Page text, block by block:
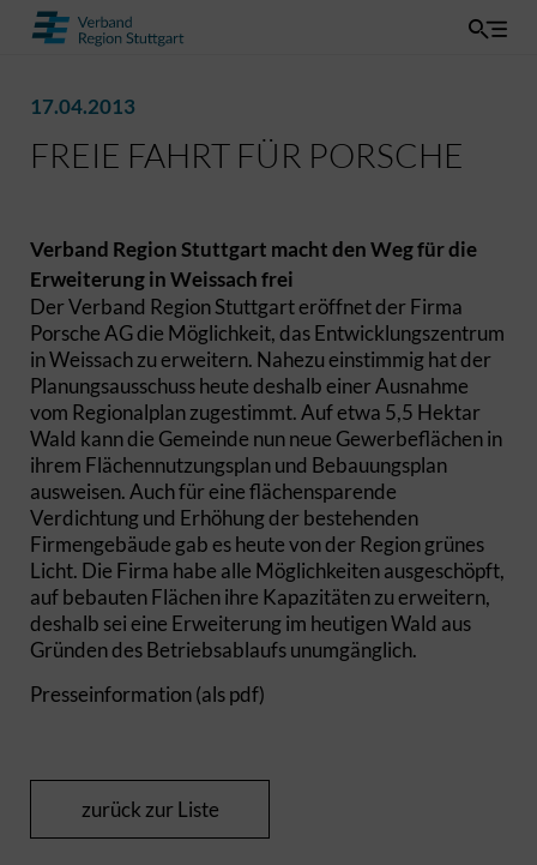
17.04.2013
FREIE FAHRT FÜR PORSCHE
Verband Region Stuttgart macht den Weg für die
Erweiterung in Weissach frei
Der Verband Region Stuttgart eröffnet der Firma
Porsche AG die Möglichkeit, das Entwicklungszentrum
in Weissach zu erweitern. Nahezu einstimmig hat der
Planungsausschuss heute deshalb einer Ausnahme
vom Regionalplan zugestimmt. Auf etwa 5,5 Hektar
Wald kann die Gemeinde nun neue Gewerbeflächen in
ihrem Flächennutzungsplan und Bebauungsplan
ausweisen. Auch für eine flächensparende
Verdichtung und Erhöhung der bestehenden
Firmengebäude gab es heute von der Region grünes
Licht. Die Firma habe alle Möglichkeiten ausgeschöpft,
auf bebauten Flächen ihre Kapazitäten zu erweitern,
deshalb sei eine Erweiterung im heutigen Wald aus
Gründen des Betriebsablaufs unumgänglich.
Presseinformation (als pdf)
zurück zur Liste